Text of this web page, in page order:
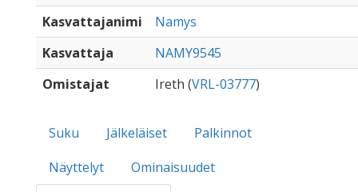
Kasvattajanimi
Namys
Kasvattaja
NAMY9545
Omistajat
Ireth (VRL-03777)
Suku Jälkeläiset
Palkinnot
Näyttelyt
Ominaisuudet